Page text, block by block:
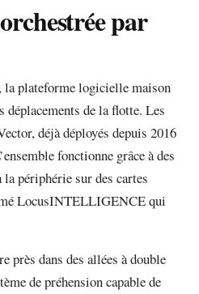
par
la plateforme logicielle maison
déplacements de la flotte. Les
déjà déployés depuis 2016
fonctionne grâce à des
périphérie sur des cartes
LocusINTELLIGENCE qui
près dans des allées à double
de préhension capable de